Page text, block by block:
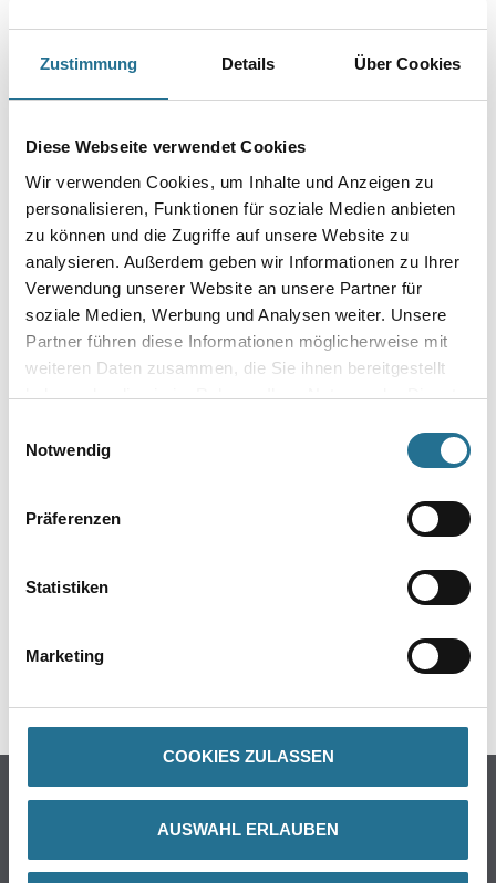
Zustimmung Details Über Cookies
Diese Webseite verwendet Cookies
Wir verwenden Cookies, um Inhalte und Anzeigen zu
personalisieren, Funktionen für soziale Medien anbieten
zu können und die Zugriffe auf unsere Website zu
analysieren. Außerdem geben wir Informationen zu Ihrer
Verwendung unserer Website an unsere Partner für
soziale Medien, Werbung und Analysen weiter. Unsere
Partner führen diese Informationen möglicherweise mit
weiteren Daten zusammen, die Sie ihnen bereitgestellt
haben oder die sie im Rahmen Ihrer Nutzung der Dienste
Notwendig
Präferenzen
Statistiken
Marketing
COOKIES ZULASSEN
AUSWAHL ERLAUBEN
Farbtonbezeichnung
Gebinde
Plattenstärke
Umrechnungsfaktoren
PRODUKTEIGENSCHAFTEN
Produkteigenschaft
- Anwendungstyp WAP nach DIN 4108-10
- Brandverhalten B1